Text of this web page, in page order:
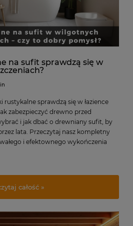
na sufit sprawdzą się w
rustykalne sprawdzą się w łazience
zabezpieczyć drewno przed
i jak dbać o drewniany sufit, by
lata. Przeczytaj nasz kompletny
i efektownego wykończenia
całość »